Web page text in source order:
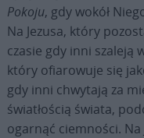
Pokoju, gdy wokół
Na Jezusa, który
czasie gdy inni szaleją
który ofiarowuje się
gdy inni chwytają za
światłością świata,
ogarnąć ciemności. Na